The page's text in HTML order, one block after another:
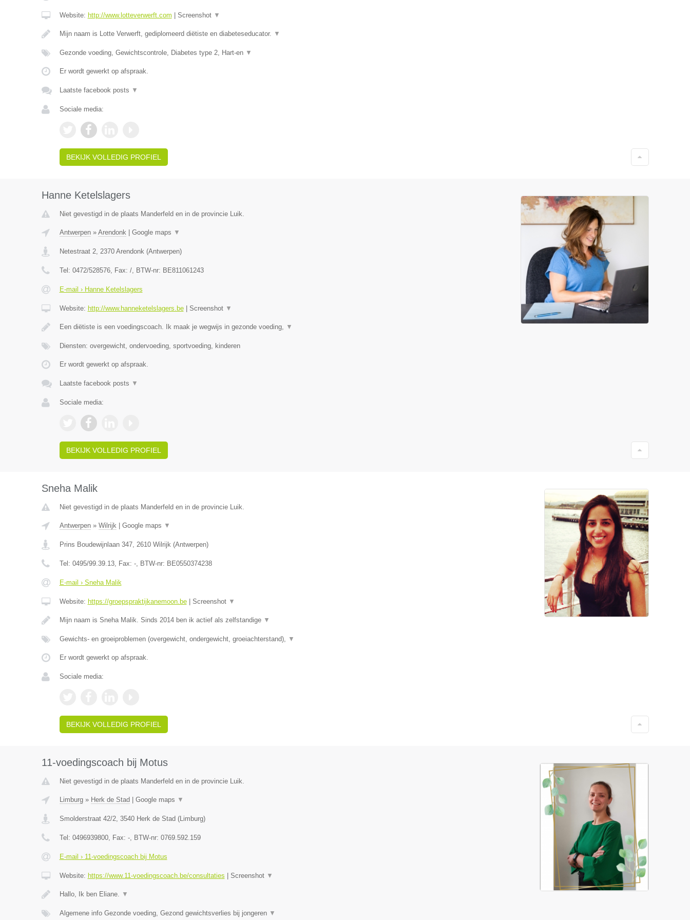
Website: http://www.lotteverwerft.com Screenshot ▼
Mijn naam is Lotte Verwerft, gediplomeerd diëtiste en diabeteseducator. ▼
Gezonde voeding, Gewichtscontrole, Diabetes type 2, Hart-en ▼
Er wordt gewerkt op afspraak.
Laatste facebook posts ▼
Sociale media:
BEKIJK VOLLEDIG PROFIEL
Hanne Ketelslagers
Niet gevestigd in de plaats Manderfeld en in de provincie Luik.
Antwerpen» Arendonk| Google maps ▼
Netestraat 2, 2370 Arendonk(Antwerpen)
Tel: 0472/528576, Fax: /, BTW-nr: BE811061243
E-mail › Hanne Ketelslagers
Website: http://www.hanneketelslagers.be| Screenshot ▼
Een diëtiste is een voedingscoach. Ik maak je wegwijs in gezonde voeding, ▼
Diensten: overgewicht, ondervoeding, sportvoeding, kinderen
Er wordt gewerkt op afspraak.
Laatste facebook posts ▼
Sociale media:
BEKIJK VOLLEDIG PROFIEL
Sneha Malik
Niet gevestigd in de plaats Manderfeld en in de provincie Luik.
Antwerpen» Wilrijk| Google maps ▼
Prins Boudewijnlaan 347, 2610 Wilrijk(Antwerpen)
Tel: 0495/99.39.13, Fax: -, BTW-nr: BE0550374238
E-mail › Sneha Malik
Website: https://groepspraktijkanemoon.be| Screenshot ▼
Mijn naam is Sneha Malik. Sinds 2014 ben ik actief als zelfstandige ▼
Gewichts- en groeiproblemen (overgewicht, ondergewicht, groeiachterstand), ▼
Er wordt gewerkt op afspraak.
Sociale media:
BEKIJK VOLLEDIG PROFIEL
11-voedingscoach bij Motus
Niet gevestigd in de plaats Manderfeld en in de provincie Luik.
Limburg» Herk de Stad Google maps ▼
Smolderstraat 42/2, 3540 Herk de Stad (Limburg)
Tel: 0496939800, Fax: -, BTW-nr: 0769.592.159
E-mail › 11-voedingscoach bij Motus
Website: https://www.11-voedingscoach.be/consultaties Screenshot ▼
Hallo, Ik ben Eliane. ▼
Algemene info Gezonde voeding, Gezond gewichtsverlies bij jongeren ▼